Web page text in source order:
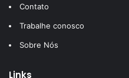
Contato
Trabalhe conosco
Sobre Nós
Links